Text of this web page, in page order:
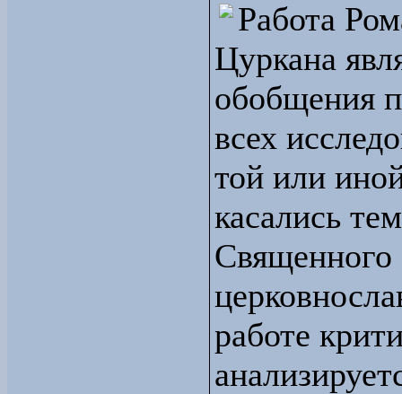
Работа
Цуркана
обобщения
всех
той или
касались
работе